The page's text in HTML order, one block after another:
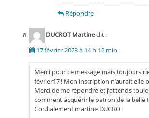
Répondre
DUCROT Martinedit :
17 février 2023 à 14 h 12 min
Merci pour ce message mais toujours
février17 ! Mon inscription n’aurait elle
Merci de me répondre et j’attends
comment acquérir le patron de la belle
Cordialement martine DUCROT